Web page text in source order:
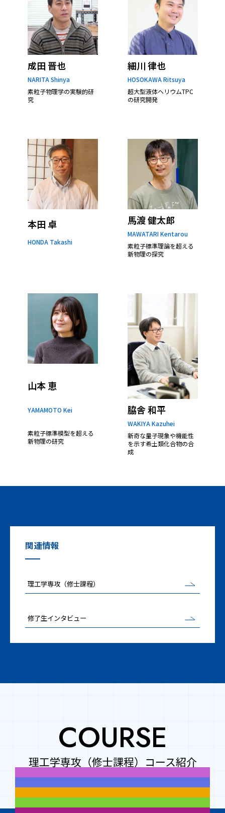
成田 晋也
NARITA Shinya
素粒子物理学の実験的研
究
細川 律也
HOSOKAWA Ritsuya
超大型液体ヘリウムTPC
の研究開発
本田 卓
HONDA Takashi
馬渡 健太郎
MAWATARI Kentarou
素粒子標準理論を超える
新物理の探究
山本 恵
YAMAMOTO Kei
素粒子標準模型を超える
新物理の研究
脇舎 和平
WAKIYA Kazuhei
新奇な量子現象や機能性
を示す希土類化合物の合
成
関連情報
理工学専攻（修士課程）
修了生インタビュー
COURSE
理工学専攻（修士課程）コース紹介